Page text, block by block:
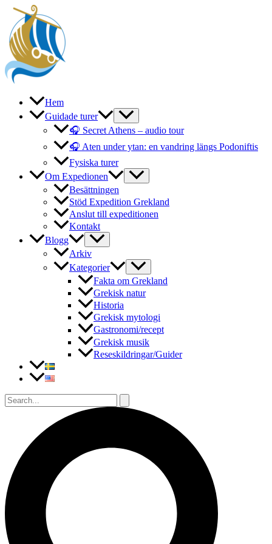
Hoppa
innehåll
Hem
Guidade turer
🎧 Secret Athens – audio tour
🎧 Aten under ytan: en vandring längs Podoniftis
Fysiska turer
Om Expedionen
Besättningen
Stöd Expedition Grekland
Anslut till expeditionen
Kontakt
Blogg
Arkiv
Kategorier
Fakta om Grekland
Grekisk natur
Historia
Grekisk mytologi
Gastronomi/recept
Grekisk musik
Reseskildringar/Guider
Sök
efter: